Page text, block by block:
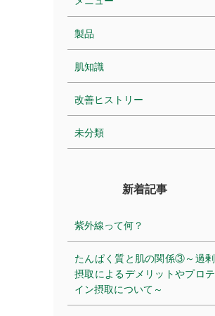
製品
肌知識
改善ヒストリー
未分類
新着記事
紫外線って何？
たんぱく質と肌の関係③～過剰
摂取によるデメリットやプロテ
イン摂取について～